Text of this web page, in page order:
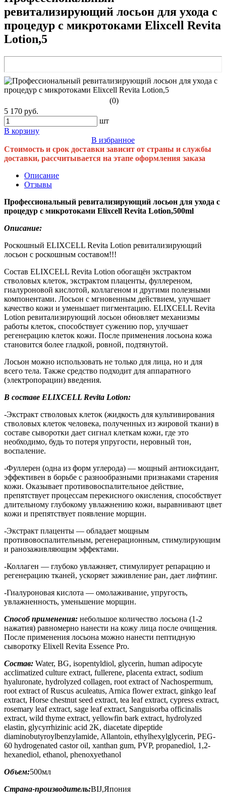
ревитализирующий лосьон для ухода с
процедур с микротоками Elixcell Revita
Lotion,5
(0)
5 170 руб.
шт
В корзину
В избранное
Стоимость и срок доставки зависит от страны и службы
доставки, рассчитывается на этапе оформления заказа
Описание
Отзывы
Профессиональный ревитализирующий лосьон для ухода с
процедур с микротоками Elixcell Revita Lotion,500ml
Описание:
Роскошный ELIXCELL Revita Lotion ревитализирующий
лосьон с роскошным составом!!!
Состав ELIXCELL Revita Lotion обогащён экстрактом
стволовых клеток, экстрактом плаценты, фуллереном,
гиалуроновой кислотой, коллагеном и другими полезными
компонентами. Лосьон с мгновенным действием, улучшает
качество кожи и уменьшает пигментацию. ELIXCELL Revita
Lotion ревитализирующий лосьон обновляет механизмы
работы клеток, способствует сужению пор, улучшает
регенерацию клеток кожи. После применения лосьона кожа
становится более гладкой, ровной, подтянутой.
Лосьон можно использовать не только для лица, но и для
всего тела. Также средство подходит для аппаратного
(электропорации) введения.
В составе ELIXCELL Revita Lotion:
-Экстракт стволовых клеток (жидкость для культивирования
стволовых клеток человека, полученных из жировой ткани) в
составе сыворотки дает сигнал клеткам кожи, где это
необходимо, будь то потеря упругости, неровный тон,
воспаление.
-Фуллерен (одна из форм углерода) — мощный антиоксидант,
эффективен в борьбе с разнообразными признаками старения
кожи. Оказывает противовоспалительное действие,
препятствует процессам перекисного окисления, способствует
длительному глубокому увлажнению кожи, выравнивают цвет
кожи и препятствует появление морщин.
-Экстракт плаценты — обладает мощным
противовоспалительным, регенерационным, стимулирующим
и ранозаживляющим эффектами.
-Коллаген — глубоко увлажняет, стимулирует репарацию и
регенерацию тканей, ускоряет заживление ран, дает лифтинг.
-Гиалуроновая кислота — омолаживание, упругость,
увлажненность, уменьшение морщин.
Способ применения: небольшое количество лосьона (1-2
нажатия) равномерно нанести на кожу лица после очищения.
После применения лосьона можно нанести пептидную
сыворотку Elixell Revita Essence Pro.
Состав: Water, BG, isopentyldiol, glycerin, human adipocyte
acclimatized culture extract, fullerene, placenta extract, sodium
hyaluronate, hydrolyzed collagen, root extract of Nachospermum,
root extract of Ruscus aculeatus, Arnica flower extract, ginkgo leaf
extract, Horse chestnut seed extract, tea leaf extract, cypress extract,
rosemary leaf extract, sage leaf extract, Sanguisorba officinalis
extract, wild thyme extract, yellowfin bark extract, hydrolyzed
elastin, glycyrrhizinic acid 2K, diacetate dipeptide
diaminobutyroylbenzylamide, Allantoin, ethylhexylglycerin, PEG-
60 hydrogenated castor oil, xanthan gum, PVP, propanediol, 1,2-
hexanediol, ethanol, phenoxyethanol
Объем:500мл
Страна-производитель:BIJ,Япония